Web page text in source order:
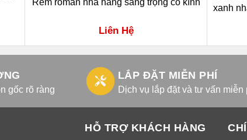
Rèm roman nhà hàng sang trọng cổ kính
Liên Hệ
xanh
gốc rõ ràng
LẮP ĐẶT MIỄN PHÍ
Dịch vụ lắp đặt và tư vấn miễn
HỖ TRỢ KHÁCH HÀNG